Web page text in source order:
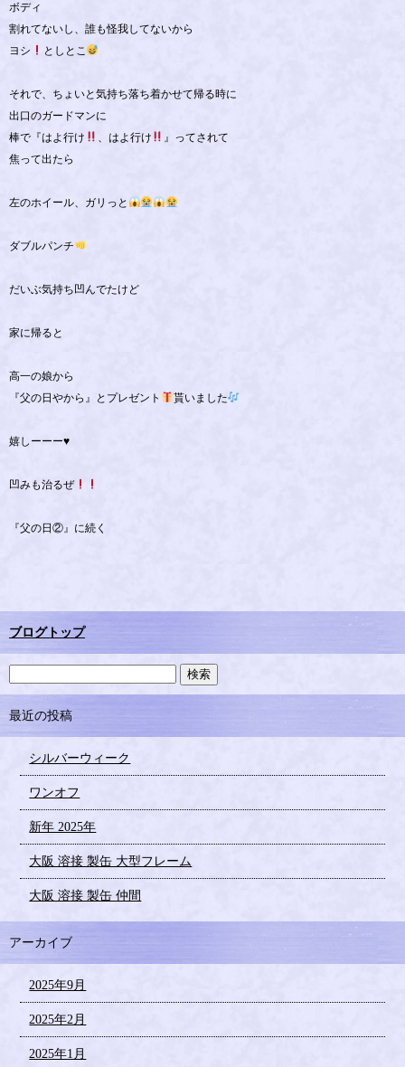
ボディ
割れてないし、誰も怪我してないから
ヨシ
としとこ
それで、ちょいと気持ち落ち着かせて帰る時に
出口のガードマンに
棒で『はよ行け
、はよ行け
』ってされて
焦って出たら
左のホイール、ガリっと
ダブルパンチ
だいぶ気持ち凹んでたけど
家に帰ると
高一の娘から
『父の日やから』とプレゼント
貰いました
嬉しーーー♥️
凹みも治るぜ
『父の日②』に続く
ブログトップ
最近の投稿
シルバーウィーク
ワンオフ
新年 2025年
大阪 溶接 製缶 大型フレーム
大阪 溶接 製缶 仲間
アーカイブ
2025年9月
2025年2月
2025年1月